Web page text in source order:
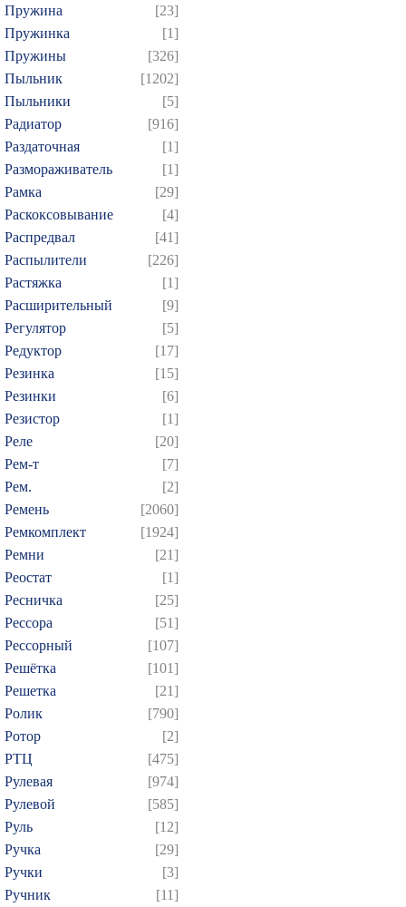
Пружина
[23]
Пружинка
[1]
Пружины
[326]
Пыльник
[1202]
Пыльники
[5]
Радиатор
[916]
Раздаточная
[1]
Размораживатель
[1]
Рамка
[29]
Раскоксовывание
[4]
Распредвал
[41]
Распылители
[226]
Растяжка
[1]
Расширительный
[9]
Регулятор
[5]
Редуктор
[17]
Резинка
[15]
Резинки
[6]
Резистор
[1]
Реле
[20]
Рем-т
[7]
Рем.
[2]
Ремень
[2060]
Ремкомплект
[1924]
Ремни
[21]
Реостат
[1]
Ресничка
[25]
Рессора
[51]
Рессорный
[107]
Решётка
[101]
Решетка
[21]
Ролик
[790]
Ротор
[2]
РТЦ
[475]
Рулевая
[974]
Рулевой
[585]
Руль
[12]
Ручка
[29]
Ручки
[3]
Ручник
[11]